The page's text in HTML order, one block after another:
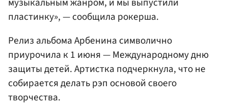
пластинку», — сообщила рокерша.
Релиз альбома Арбенина символично
приурочила к 1 июня — Международному дню
защиты детей. Артистка подчеркнула, что не
собирается делать рэп основой своего
творчества.